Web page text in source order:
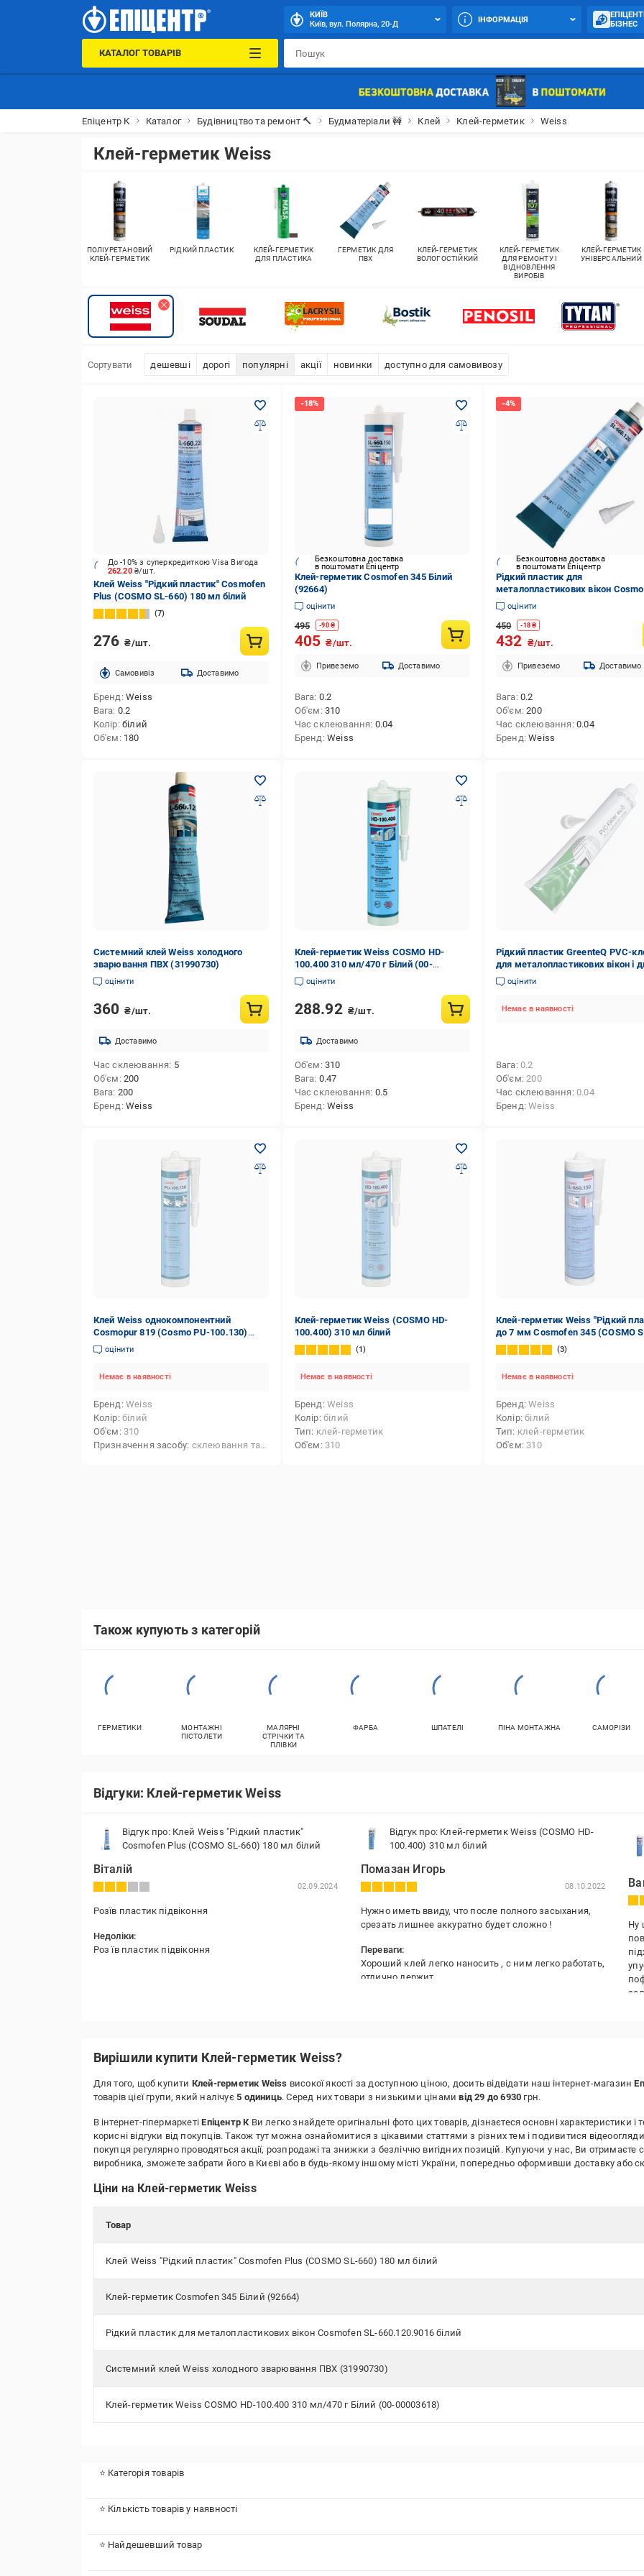
КИЇВ
Київ, вул. Полярна, 20-Д
ІНФОРМАЦІЯ
БІЗНЕС
КАТАЛОГ ТОВАРІВ
Епіцентр К Каталог Будівництво та ремонт 🔨 Будматеріали 🚧 Клей Клей-герметик Weiss
Клей-герметик Weiss
ПОЛІУРЕТАНОВИЙ
КЛЕЙ-ГЕРМЕТИК
РІДКИЙ ПЛАСТИК
КЛЕЙ-ГЕРМЕТИК
ДЛЯ ПЛАСТИКА
ГЕРМЕТИК ДЛЯ
ПВХ
КЛЕЙ-ГЕРМЕТИК
ВОЛОГОСТІЙКИЙ
КЛЕЙ-ГЕРМЕТИК
ДЛЯ РЕМОНТУ І
ВІДНОВЛЕННЯ
ВИРОБІВ
КЛЕЙ-ГЕРМЕТИК
УНІВЕРСАЛЬНИЙ
Сортувати дешевші дорогі популярні акції новинки доступно для самовивозу
262.20 ₴/шт.
До -10% з суперкредиткою Visa Вигода
Клей Weiss "Рідкий пластик" Cosmofen
Plus (COSMO SL-660) 180 мл білий
7
276 ₴/шт.
Cамовивіз Доставимо
Бренд Weiss
Вага 0.2
Колір білий
Об'єм 180
Безкоштовна доставка
в поштомати Епіцентр
Клей-герметик Cosmofen 345 Білий
(92664)
оцінити
495 -90₴
405 ₴/шт.
Привеземо Доставимо
Вага 0.2
Об'єм 310
Час склеювання 0.04
Бренд Weiss
Безкоштовна доставка
в поштомати Епіцентр
Рідкий пластик для
металопластикових вікон
SL-660.120.9016 білий
оцінити
450 -18₴
432 ₴/шт.
Привеземо Доставимо
Вага 0.2
Об'єм 200
Час склеювання 0.04
Бренд Weiss
Системний клей Weiss холодного
зварювання ПВХ (31990730)
оцінити
360 ₴/шт.
Доставимо
Час склеювання 5
Об'єм 200
Вага 200
Бренд Weiss
Клей-герметик Weiss COSMO HD-
100.400 310 мл/470 г Білий (00-
00003618)
оцінити
288.92 ₴/шт.
Доставимо
Об'єм 310
Вага 0.47
Час склеювання 0.5
Бренд Weiss
Рідкий пластик GreenteQ PVC-
для металопластикових вікон і
Білий (180.025/0011)
оцінити
Немає в наявності
Вага 0.2
Об'єм 200
Час склеювання 0.04
Бренд Weiss
Клей Weiss однокомпонентний
Cosmopur 819 (Cosmo PU-100.130)
310 мл білий
оцінити
Немає в наявності
Бренд Weiss
Колір білий
Об'єм 310
Призначення засобу склеювання та герметизація,склеювання,герметизація,фіксація
Клей-герметик Weiss (COSMO HD-
100.400) 310 мл білий
1
Немає в наявності
Бренд Weiss
Колір білий
Тип клей-герметик
Об'єм 310
Клей-герметик Weiss "Рідкий
до 7 мм Cosmofen 345 (COSMO
660.150) 310 мл білий
3
Немає в наявності
Бренд Weiss
Колір білий
Тип клей-герметик
Об'єм 310
Також купують з категорій
ГЕРМЕТИКИ
МОНТАЖНІ
ПІСТОЛЕТИ
МАЛЯРНІ
СТРІЧКИ ТА
ПЛІВКИ
ФАРБА ШПАТЕЛІ ПІНА МОНТАЖНА САМОРІЗИ
Відгуки: Клей-герметик Weiss
Відгук про: Клей Weiss "Рідкий пластик"
Cosmofen Plus (COSMO SL-660) 180 мл білий
Віталій
02.09.2024
Розїв пластик підвіконня
Недоліки:
Роз їв пластик підвіконня
Відгук про: Клей-герметик Weiss (COSMO HD-
100.400) 310 мл білий
Помазан Игорь
08.10.2022
Нужно иметь ввиду, что после полного засыхания,
срезать лишнее аккуратно будет сложно !
Переваги:
Хороший клей легко наносить , с ним легко работать,
отлично держит
Ну
Вирішили купити Клей-герметик Weiss?
Для того, щоб купити Клей-герметик Weiss високої якості за доступною ціною, досить відвідати наш інтернет-магазин
товарів цієї групи, який налічує5 одиниць. Серед них товари з низькими цінамивід 29 до 6930 грн.
В інтернет-гіпермаркетіЕпіцентр КВи легко знайдете оригінальні фото цих товарів, дізнаєтеся основні характеристики і
корисні відгуки від покупців. Також тут можна ознайомитися з цікавими статтями з різних тем і подивитися
покупця регулярно проводяться акції, розпродажі та знижки з безліччю вигідних позицій. Купуючи у нас, Ви отримаєте
виробника, зможете забрати його в Києві або в будь-якому іншому місті України, попередньо оформивши доставку
Ціни на Клей-герметик Weiss
Товар
Клей Weiss "Рідкий пластик" Cosmofen Plus (COSMO SL-660) 180 мл білий
Клей-герметик Cosmofen 345 Білий (92664)
Рідкий пластик для металопластикових вікон Cosmofen SL-660.120.9016 білий
Системний клей Weiss холодного зварювання ПВХ (31990730)
Клей-герметик Weiss COSMO HD-100.400 310 мл/470 г Білий (00-00003618)
⭐ Категорія товарів
⭐ Кількість товарів у наявності
⭐ Найдешевший товар